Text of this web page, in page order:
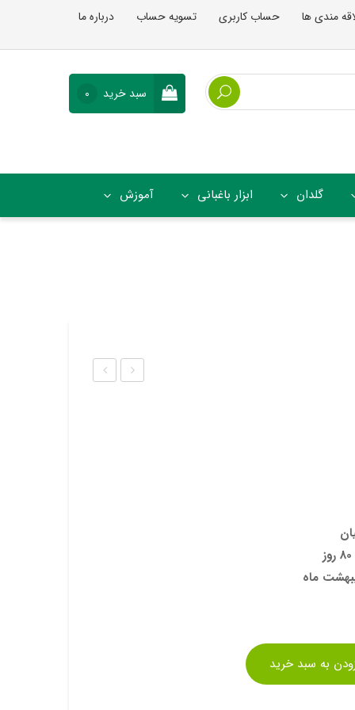
مندی ها حساب کاربری تسویه حساب درباره ما
سبد خرید 0
گلدان ابزار باغبانی آموزش
ماه
به سبد خرید